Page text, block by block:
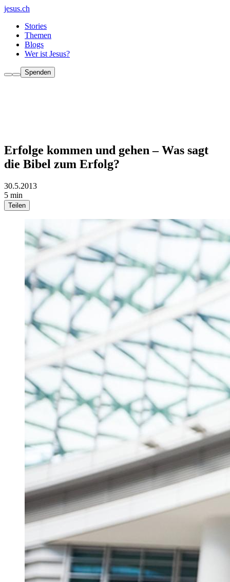
jesus.ch
Stories
Themen
Blogs
Wer ist Jesus?
Spenden
Erfolge kommen und gehen – Was sagt
die Bibel zum Erfolg?
30.5.2013
5 min
Teilen